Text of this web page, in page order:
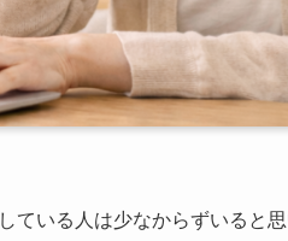
ている人は少なからずいると